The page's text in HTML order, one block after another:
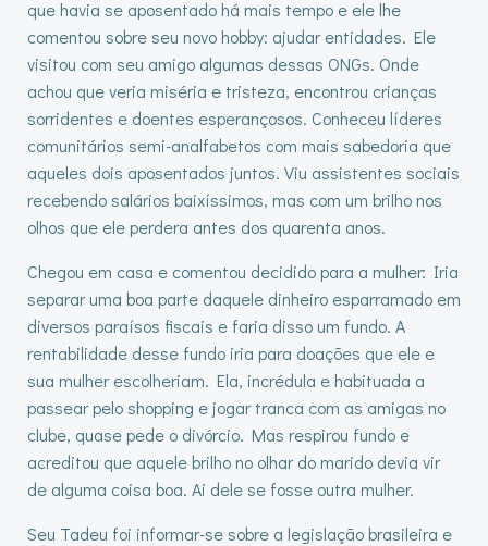
que havia se aposentado há mais tempo e ele lhe
comentou sobre seu novo hobby: ajudar entidades. Ele
visitou com seu amigo algumas dessas ONGs. Onde
achou que veria miséria e tristeza, encontrou crianças
sorridentes e doentes esperançosos. Conheceu líderes
comunitários semi-analfabetos com mais sabedoria que
aqueles dois aposentados juntos. Viu assistentes sociais
recebendo salários baixíssimos, mas com um brilho nos
olhos que ele perdera antes dos quarenta anos.
Chegou em casa e comentou decidido para a mulher: Iria
separar uma boa parte daquele dinheiro esparramado em
diversos paraísos fiscais e faria disso um fundo. A
rentabilidade desse fundo iria para doações que ele e
sua mulher escolheriam. Ela, incrédula e habituada a
passear pelo shopping e jogar tranca com as amigas no
clube, quase pede o divórcio. Mas respirou fundo e
acreditou que aquele brilho no olhar do marido devia vir
de alguma coisa boa. Ai dele se fosse outra mulher.
Seu Tadeu foi informar-se sobre a legislação brasileira e